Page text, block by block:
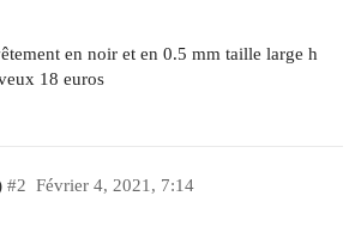
en noir et en 0.5 mm taille large h
18 euros
Février 4, 2021, 7:14
#2